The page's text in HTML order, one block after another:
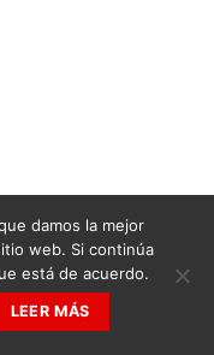
damos la mejor
web. Si continúa
está de acuerdo.
LEER MÁS